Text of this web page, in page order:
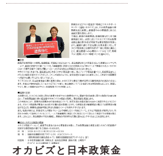
オカビズと日本政策金